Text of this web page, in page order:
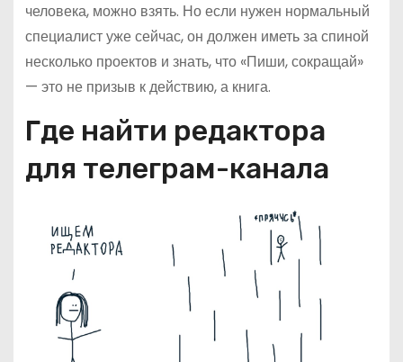
человека, можно взять. Но если нужен нормальный
специалист уже сейчас, он должен иметь за спиной
несколько проектов и знать, что «Пиши, сокращай»
— это не призыв к действию, а книга.
Где найти редактора
для телеграм-канала